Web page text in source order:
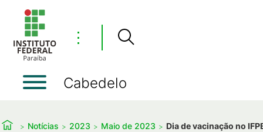
⋮
Cabedelo
Notícias 2023 Maio de 2023 Dia de vacinação no